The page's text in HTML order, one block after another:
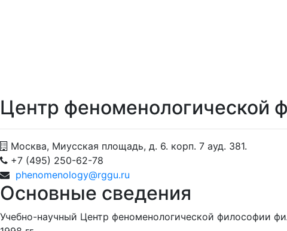
Центр феноменологической
Москва, Миусская площадь, д. 6. корп. 7 ауд. 381.
+7 (495) 250-62-78
phenomenology@rggu.ru
Основные сведения
Учебно-научный Центр феноменологической философии